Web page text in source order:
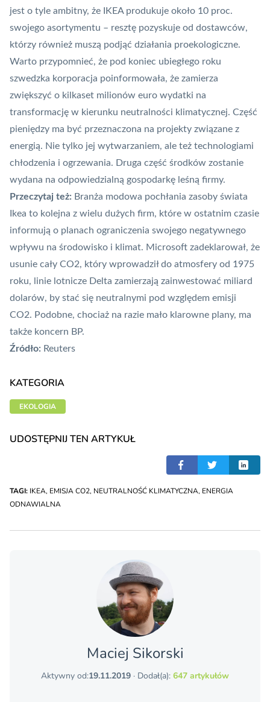
jest o tyle ambitny, że IKEA produkuje około 10 proc.
swojego asortymentu – resztę pozyskuje od dostawców,
którzy również muszą podjąć działania proekologiczne.
Warto przypomnieć, że pod koniec ubiegłego roku
szwedzka korporacja poinformowała, że zamierza
zwiększyć o kilkaset milionów euro wydatki na
transformację w kierunku neutralności klimatycznej. Część
pieniędzy ma być przeznaczona na projekty związane z
energią. Nie tylko jej wytwarzaniem, ale też technologiami
chłodzenia i ogrzewania. Druga część środków zostanie
wydana na odpowiedzialną gospodarkę leśną firmy.
Przeczytaj też: Branża modowa pochłania zasoby świata
Ikea to kolejna z wielu dużych firm, które w ostatnim czasie
informują o planach ograniczenia swojego negatywnego
wpływu na środowisko i klimat. Microsoft zadeklarował, że
usunie cały CO2, który wprowadził do atmosfery od 1975
roku,
linie lotnicze Delta zamierzają zainwestować miliard
dolarów, by stać się neutralnymi pod względem emisji
CO2. Podobne, chociaż na razie mało klarowne plany, ma
także koncern BP.
Źródło: Reuters
KATEGORIA
EKOLOGIA
UDOSTĘPNIJ TEN ARTYKUŁ
TAGI: IKEA, EMISJA CO2, NEUTRALNOŚĆ KLIMATYCZNA, ENERGIA
ODNAWIALNA
Maciej Sikorski
Aktywny od:19.11.2019 · Dodał(a): 647 artykułów